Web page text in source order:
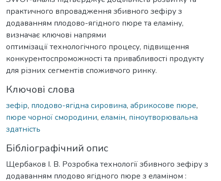
практичного впровадження збивного зефіру з
додаванням плодово-ягідного пюре та еламіну,
визначає ключові напрями
оптимізації технологічного процесу, підвищення
конкурентоспроможності та привабливості продукту
для різних сегментів споживчого ринку.
Ключові слова
зефір, плодово-ягідна сировина, абрикосове пюре,
пюре чорної смородини, еламін, піноутворювальна
здатність
Бібліографічний опис
Щербаков І. В. Розробка технології збивного зефіру з
додаванням плодово ягідного пюре з еламіном :